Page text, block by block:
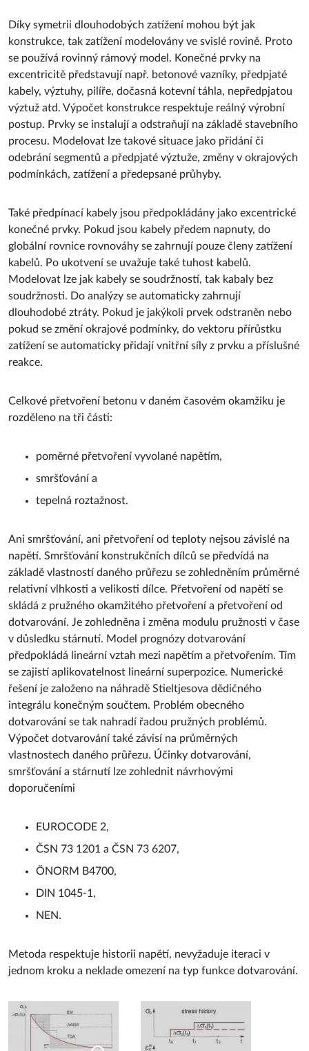
se používá rovinný rámový model. Konečné prvky na
excentricitě představují např. betonové vazníky, předpjaté
kabely, výztuhy, pilíře, dočasná kotevní táhla, nepředpjatou
výztuž atd. Výpočet konstrukce respektuje reálný výrobní
postup. Prvky se instalují a odstraňují na základě stavebního
procesu. Modelovat lze takové situace jako přidání či
odebrání segmentů a předpjaté výztuže, změny v okrajových
podmínkách, zatížení a předepsané průhyby.
Také předpínací kabely jsou předpokládány jako excentrické
globální rovnice rovnováhy se zahrnují pouze členy zatížení
kabelů. Po ukotvení se uvažuje také tuhost kabelů.
Modelovat lze jak kabely se soudržností, tak kabaly bez
soudržnosti. Do analýzy se automaticky zahrnují
dlouhodobé ztráty. Pokud je jakýkoli prvek odstraněn nebo
pokud se změní okrajové podmínky, do vektoru přírůstku
zatížení se automaticky přidají vnitřní síly z prvku a příslušné
reakce.
Celkové přetvoření betonu v daném časovém okamžiku je
poměrné přetvoření vyvolané napětím,
Ani smršťování, ani přetvoření od teploty nejsou závislé na
základě vlastností daného průřezu se zohledněním průměrné
relativní vlhkosti a velikosti dílce. Přetvoření od napětí se
skládá z pružného okamžitého přetvoření a přetvoření od
dotvarování. Je zohledněna i změna modulu pružnosti v čase
v důsledku stárnutí. Model prognózy dotvarování
předpokládá lineární vztah mezi napětím a přetvořením. Tím
se zajistí aplikovatelnost lineární superpozice. Numerické
řešení je založeno na náhradě Stieltjesova dědičného
integrálu konečným součtem. Problém obecného
dotvarování se tak nahradí řadou pružných problémů.
Výpočet dotvarování také závisí na průměrných
vlastnostech daného průřezu. Účinky dotvarování,
smršťování a stárnutí lze zohlednit návrhovými
doporučeními
EUROCODE 2,
ÖNORM B4700,
DIN 1045-1,
Metoda respektuje historii napětí, nevyžaduje iteraci v